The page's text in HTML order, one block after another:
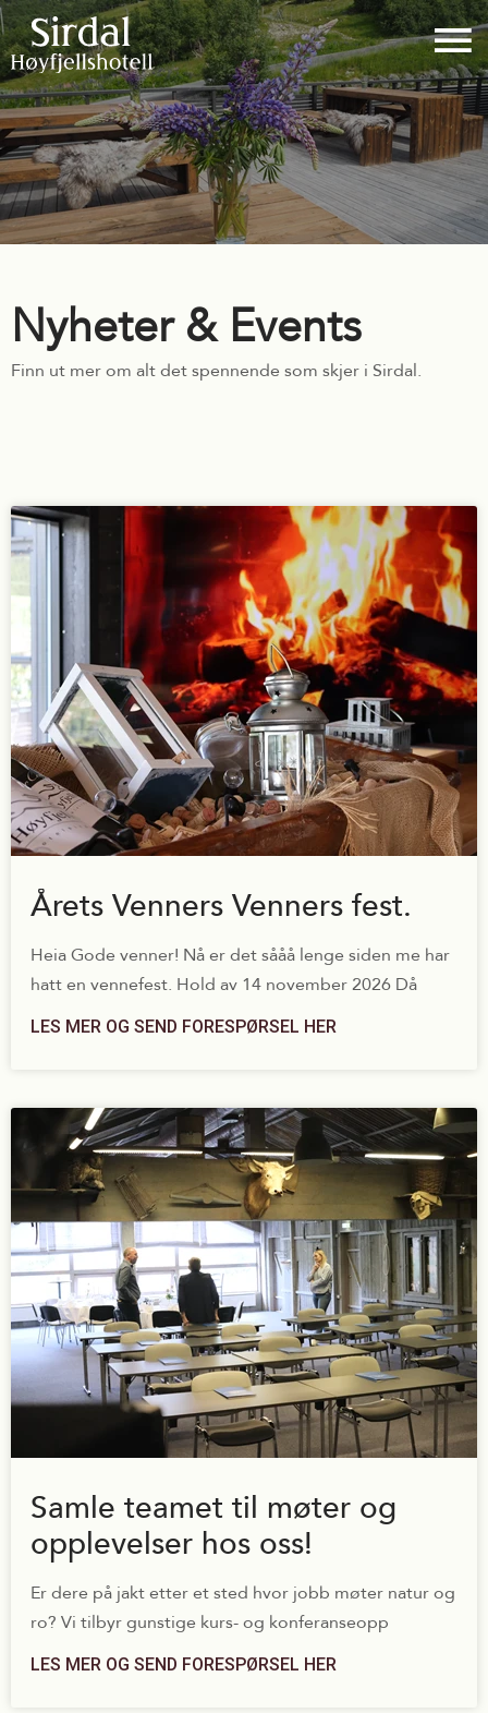
Nyheter & Events
Finn ut mer om alt det spennende som skjer i Sirdal.
Årets Venners Venners fest.
Heia Gode venner! Nå er det sååå lenge siden me har
hatt en vennefest. Hold av 14 november 2026 Då
LES MER OG SEND FORESPØRSEL HER
Samle teamet til møter og
opplevelser hos oss!
Er dere på jakt etter et sted hvor jobb møter natur og
ro? Vi tilbyr gunstige kurs- og konferanseopp
LES MER OG SEND FORESPØRSEL HER